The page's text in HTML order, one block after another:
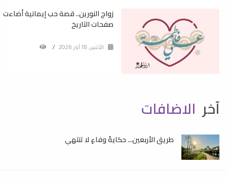
زواج النورين.. قصة حب إيمانية أضاءت
صفحات التاريخ
الأثنين 18 آيار 2026 /
آخر الاضافات
طريق الأربعين... حكايةُ وفاءٍ لا تنتهي